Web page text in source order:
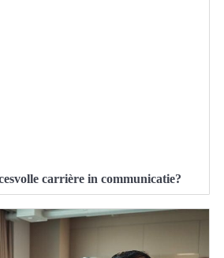
carrière in communicatie?